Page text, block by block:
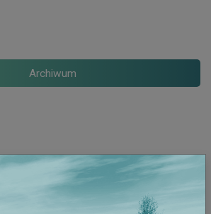
Archiwum